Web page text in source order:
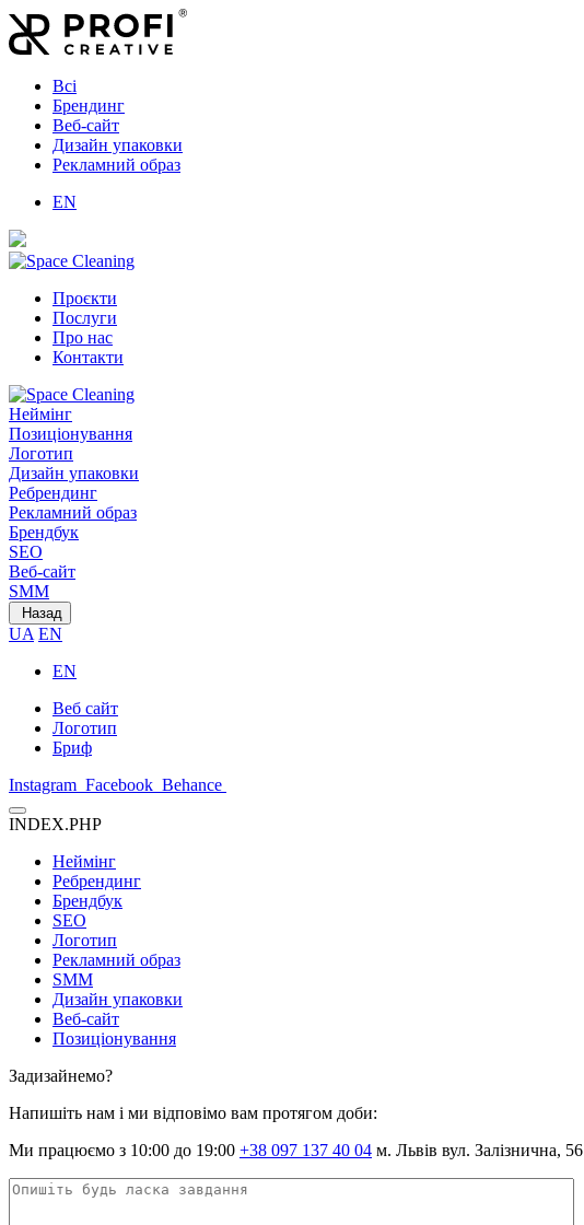
Всі
Брендинг
Веб-сайт
Дизайн упаковки
Рекламний образ
EN
Проєкти
Послуги
Про нас
Контакти
Неймінг
Позиціонування
Логотип
Дизайн упаковки
Ребрендинг
Рекламний образ
Брендбук
SEO
Веб-сайт
SMM
Назад
UA EN
EN
Веб сайт
Логотип
Бриф
Instagram Facebook Behance
INDEX.PHP
Неймінг
Ребрендинг
Брендбук
SEO
Логотип
Рекламний образ
SMM
Дизайн упаковки
Веб-сайт
Позиціонування
Задизайнемо?
Напишіть нам і ми відповімо вам протягом доби:
Ми працюємо з 10:00 до 19:00 +38 097 137 40 04 м. Львів вул. Залізнична, 56